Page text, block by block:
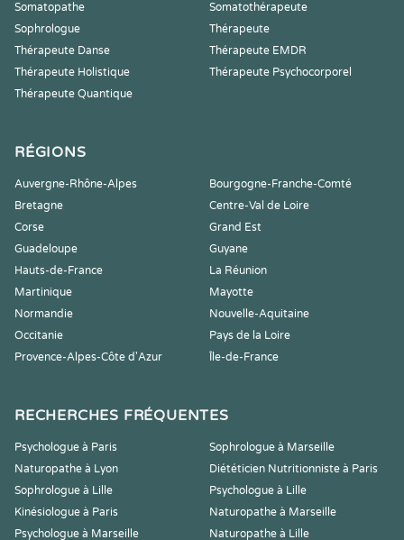
Somatopathe
Somatothérapeute
Sophrologue
Thérapeute
Thérapeute Danse
Thérapeute EMDR
Thérapeute Holistique
Thérapeute Psychocorporel
Thérapeute Quantique
RÉGIONS
Auvergne-Rhône-Alpes
Bourgogne-Franche-Comté
Bretagne
Centre-Val de Loire
Corse
Grand Est
Guadeloupe
Guyane
Hauts-de-France
La Réunion
Martinique
Mayotte
Normandie
Nouvelle-Aquitaine
Occitanie
Pays de la Loire
Provence-Alpes-Côte d'Azur
Île-de-France
RECHERCHES FRÉQUENTES
Psychologue à Paris
Sophrologue à Marseille
Naturopathe à Lyon
Diététicien Nutritionniste à Paris
Sophrologue à Lille
Psychologue à Lille
Kinésiologue à Paris
Naturopathe à Marseille
Psychologue à Marseille
Naturopathe à Lille